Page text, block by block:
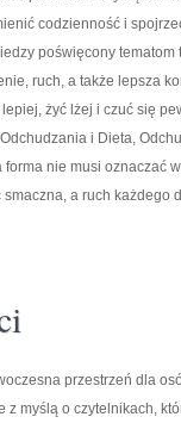
codzienność i
poświęcony
ruch, a także lepsza
żyć lżej i czuć się
i Dieta,
nie musi oznaczać
a ruch każdego
przestrzeń dla
z myślą o czytelnikach,